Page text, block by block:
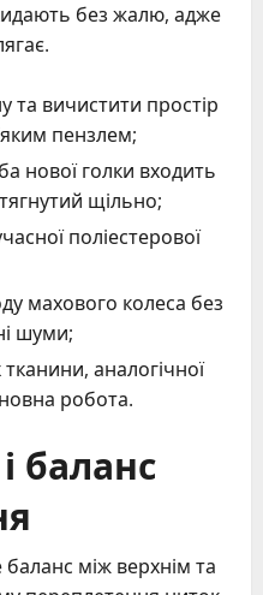
без жалю, адже
та вичистити простір
пензлем;
нової голки входить
щільно;
поліестерової
махового колеса без
шуми;
аналогічної
робота.
баланс
між верхнім та